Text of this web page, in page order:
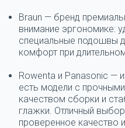
Braun — бренд
внимание эргономике:
специальные подошвы
комфорт при
Rowenta и Panasonic —
есть модели с
качеством сборки и
глажки. Отличный
проверенное качество